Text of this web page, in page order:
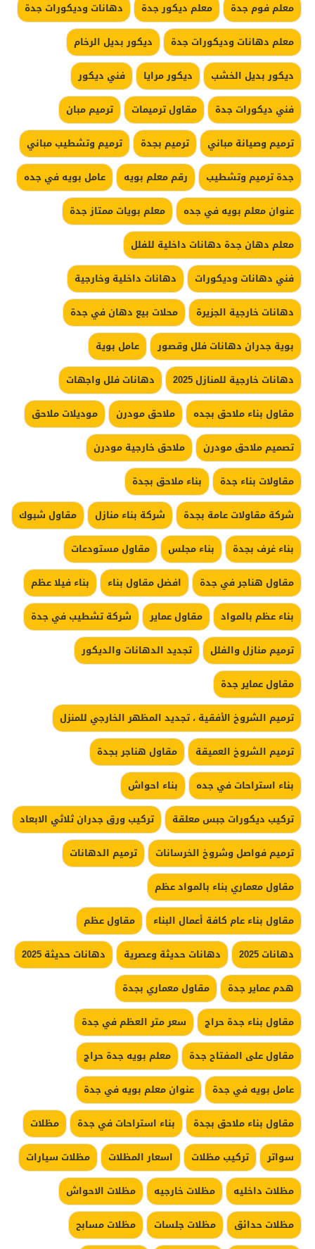
معلم فوم جدة معلم ديكور جدة
دهانات وديكورات جدة
معلم دهانات وديكورات جدة
ديكور بديل الرخام
ديكور بديل الخشب
ديكور مرايا
فني ديكور
فني ديكورات جدة
مقاول ترميمات
ترميم مبان
ترميم وصيانة مباني
ترميم بجدة
ترميم وتشطيب مباني
جدة ترميم وتشطيب
رقم معلم بويه
عامل بويه في جده
عنوان معلم بويه في جده
معلم بويات ممتاز جدة
معلم دهان جدة دهانات داخلية للفلل
فني دهانات وديكورات
دهانات داخلية وخارجية
دهانات خارجية الجزيرة
محلات بيع دهان في جدة
بوية جدران دهانات فلل وقصور
عامل بوية
دهانات خارجية للمنازل 2025
دهانات فلل واجهات
مقاول بناء ملاحق بجده
ملاحق مودرن
موديلات ملاحق
تصميم ملاحق مودرن
ملاحق خارجية مودرن
مقاولات بناء جدة
بناء ملاحق بجدة
شركة مقاولات عامة بجدة
شركة بناء منازل
مقاول شبوك
بناء غرف بجدة
بناء مجلس
مقاول مستودعات
مقاول هناجر في جدة
افضل مقاول بناء
بناء فيلا عظم
بناء عظم بالمواد
مقاول عماير
شركة تشطيب في جدة
ترميم منازل والفلل
تجديد الدهانات والديكور
مقاول عماير جدة
ترميم الشروخ الأفقية ، تجديد المظهر الخارجي للمنزل
ترميم الشروخ العميقة
مقاول هناجر بجدة
بناء استراحات في جده
بناء احواش
تركيب ديكورات جبس معلقة
تركيب ورق جدران ثلاثي الابعاد
ترميم فواصل وشروخ الخرسانات
ترميم الدهانات
مقاول معماري بناء بالمواد عظم
مقاول بناء عام كافة أعمال البناء
مقاول عظم
دهانات 2025
دهانات حديثة وعصرية
دهانات حديثة 2025
هدم عماير جدة
مقاول معماري بجدة
مقاول بناء جدة حراج
سعر متر العظم في جدة
مقاول على المفتاح جدة
معلم بويه جدة حراج
عامل بويه في جدة
عنوان معلم بويه في جدة
مقاول بناء ملاحق بجدة
بناء استراحات في جدة
مظلات
سواتر
تركيب مظلات اسعار المظلات
مظلات سيارات
مظلات داخليه
مظلات خارجيه
مظلات الاحواش
مظلات حدائق
مظلات جلسات
مظلات مسابح